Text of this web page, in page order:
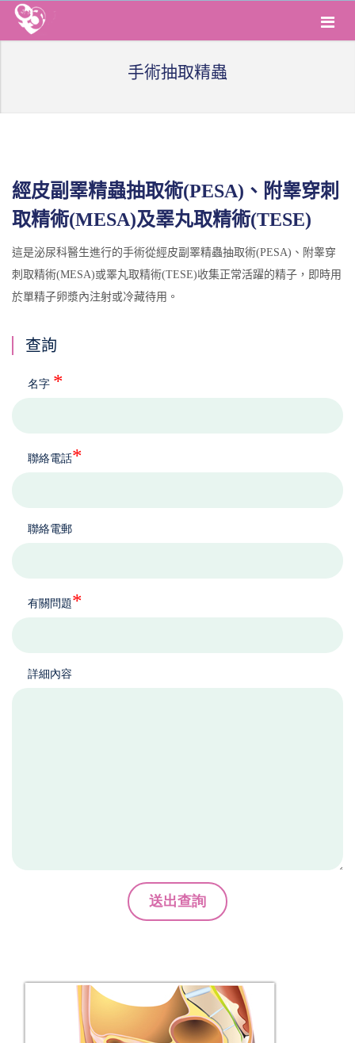
手術抽取精蟲
經皮副睪精蟲抽取術(PESA)、附睾穿刺
取精術(MESA)及睪丸取精術(TESE)
這是泌尿科醫生進行的手術從經皮副睪精蟲抽取術(PESA)、附睾穿
刺取精術(MESA)或睪丸取精術(TESE)收集正常活躍的精子，即時用
於單精子卵漿內注射或冷藏待用。
查詢
名字 *
聯絡電話*
聯絡電郵
有關問題*
詳細內容